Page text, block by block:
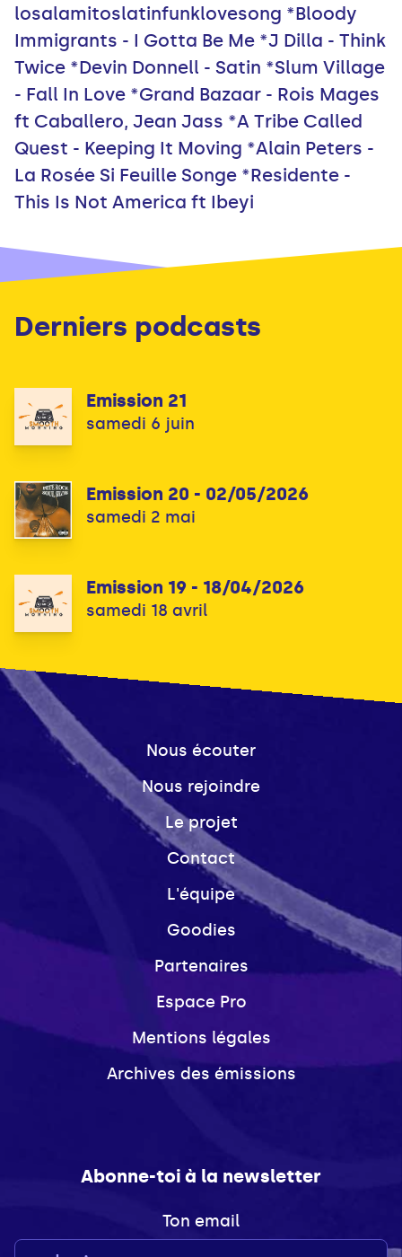
losalamitoslatinfunklovesong *Bloody
Immigrants - I Gotta Be Me *J Dilla - Think
Twice *Devin Donnell - Satin *Slum Village
- Fall In Love *Grand Bazaar - Rois Mages
ft Caballero, Jean Jass *A Tribe Called
Quest - Keeping It Moving *Alain Peters -
La Rosée Si Feuille Songe *Residente -
This Is Not America ft Ibeyi
Derniers podcasts
Emission 21
samedi 6 juin
Emission 20 - 02/05/2026
samedi 2 mai
Emission 19 - 18/04/2026
samedi 18 avril
Nous écouter
Nous rejoindre
Le projet
Contact
L'équipe
Goodies
Partenaires
Espace Pro
Mentions légales
Archives des émissions
Abonne-toi à la newsletter
Ton email